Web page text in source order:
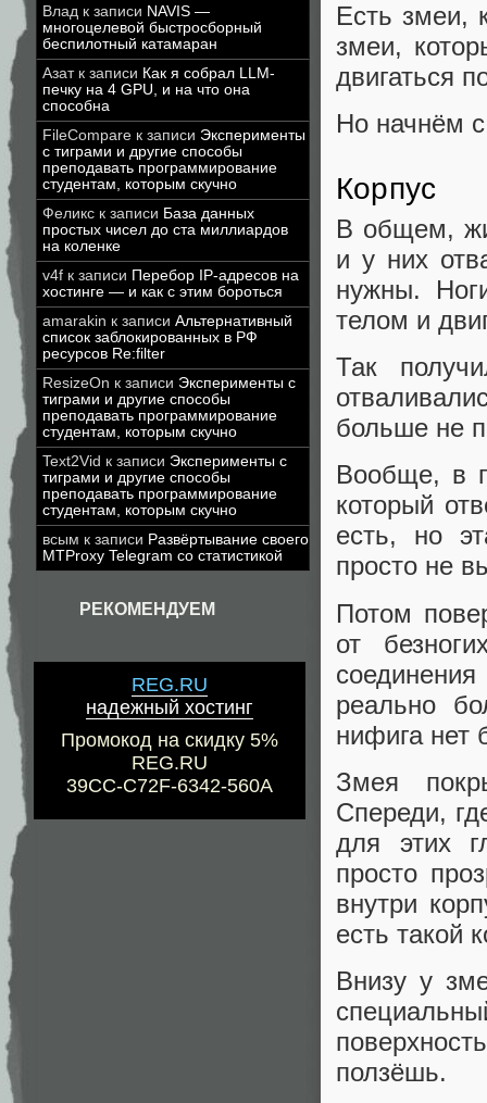
Влад к записи NAVIS —
многоцелевой быстросборный
беспилотный катамаран
Азатк записи Как я собрал LLM-
печку на 4 GPU, и на что она
способна
FileCompare к записи Эксперименты
с тиграми и другие способы
преподавать программирование
студентам, которым скучно
Феликс к записи База данных
простых чисел до ста миллиардов
на коленке
v4f к записи Перебор IP-адресов на
хостинге — и как с этим бороться
amarakin к записи Альтернативный
список заблокированных в РФ
ресурсов Re:filter
ResizeOn к записи Эксперименты с
тиграми и другие способы
преподавать программирование
студентам, которым скучно
Text2Vid к записи Эксперименты с
тиграми и другие способы
преподавать программирование
студентам, которым скучно
всым к записи Развёртывание своего
MTProxy Telegram со статистикой
РЕКОМЕНДУЕМ
REG.RU
надежный хостинг
Промокод на скидку 5%
REG.RU
39CC-C72F-6342-560A
Есть змеи,
змеи,
двигаться
Но начнём
Корпус
В общем,
и у них
нужны.
телом и
Так
больше не
Вообще, в
который
есть, но
просто не
Потом
от
реально
нифига нет
Змея
Спереди,
для этих
просто
внутри
есть такой
Внизу у
ползёшь.